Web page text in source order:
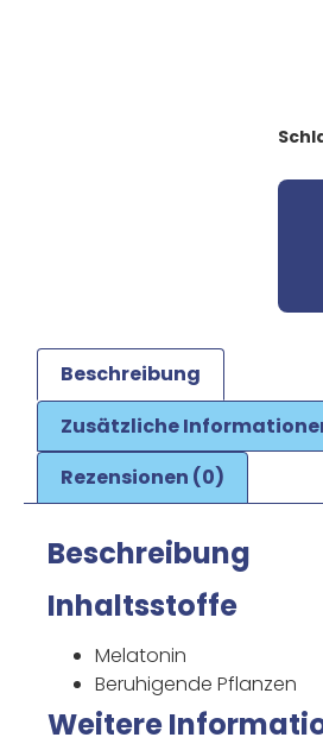
Beschreibung
Zusätzliche
Rezensionen (0)
Beschreibung
Inhaltsstoffe
Melatonin
Beruhigende Pflanzen
Weitere